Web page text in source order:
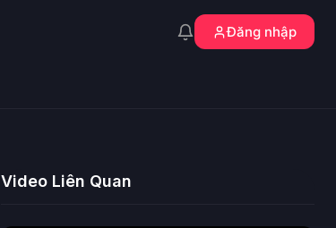
Đăng nhập
Video Liên Quan